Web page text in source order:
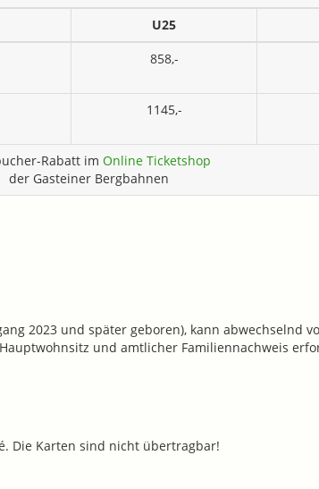
U25
858,-
1145,-
Rabatt im Online Ticketshop
der Gasteiner Bergbahnen
2023 und später geboren), kann abwechselnd
und amtlicher Familiennachweis
Die Karten sind nicht übertragbar!